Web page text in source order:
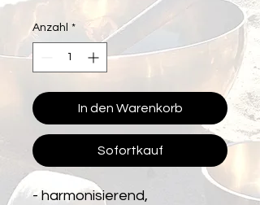
Anzahl *
In den Warenkorb
Sofortkauf
- harmonisierend,